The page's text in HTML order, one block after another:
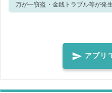
万が一窃盗・金銭トラブル等が発
アプリ